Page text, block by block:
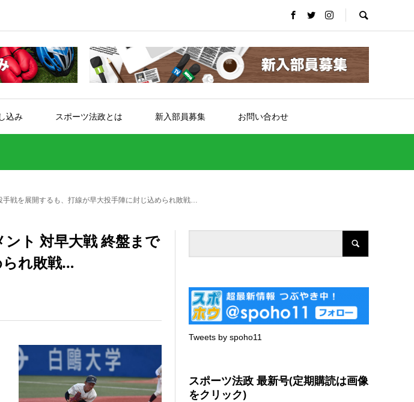
込み スポーツ法政とは 新入部員募集 お問い合わせ
手戦を展開するも、打線が早大投手陣に封じ込められ敗戦…
ント 対早大戦 終盤まで
られ敗戦…
Tweets by spoho11
スポーツ法政 最新号(定期購読は画像
をクリック)